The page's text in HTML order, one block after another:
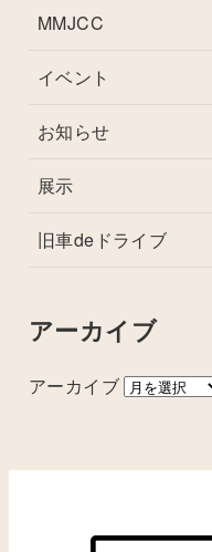
MMJCC
イベント
お知らせ
展示
旧車deドライブ
アーカイブ
アーカイブ